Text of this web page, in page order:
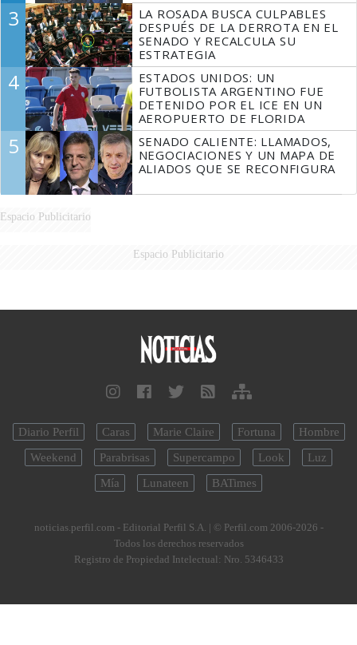
3
LA ROSADA BUSCA CULPABLES
DESPUÉS DE LA DERROTA EN EL
SENADO Y RECALCULA SU
ESTRATEGIA
4
ESTADOS UNIDOS: UN
FUTBOLISTA ARGENTINO FUE
DETENIDO POR EL ICE EN UN
AEROPUERTO DE FLORIDA
5
SENADO CALIENTE: LLAMADOS,
NEGOCIACIONES Y UN MAPA DE
ALIADOS QUE SE RECONFIGURA
Espacio Publicitario
Espacio Publicitario
Diario Perfil Caras Marie Claire Fortuna
Hombre
Weekend
Parabrisas Supercampo Look
Luz
Mía
Lunateen BATimes
noticias.perfil.com - Editorial Perfil S.A. | © Perfil.com 2006-2026 -
Todos los derechos reservados
Registro de Propiedad Intelectual: Nro. 5346433